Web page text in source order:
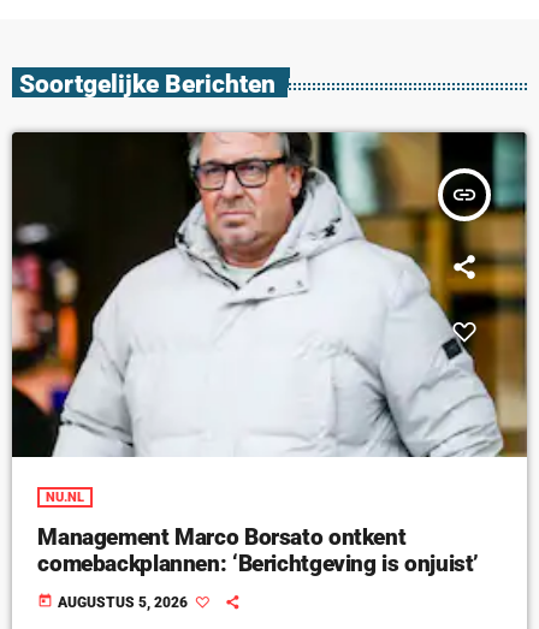
Soortgelijke Berichten
insert_link
NU.NL
Management Marco Borsato ontkent
comebackplannen: ‘Berichtgeving is onjuist’
today AUGUSTUS 5, 2026